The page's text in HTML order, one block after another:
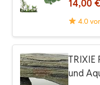
14,00 €
4.0
TRIXIE
und